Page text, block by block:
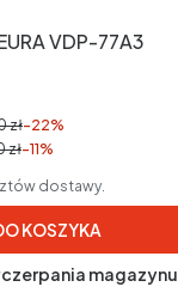
VDP-77A3
brutto
zł-22%
zł-11%
dostawy.
KOSZYKA
magazynu